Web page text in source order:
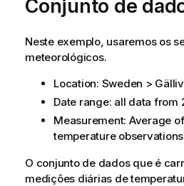
Conjunto de
Neste exemplo, usaremos os
meteorológicos.
Location: Sweden >
Date range: all data from
Measurement: Average
temperature
O conjunto de dados que é
medições diárias de